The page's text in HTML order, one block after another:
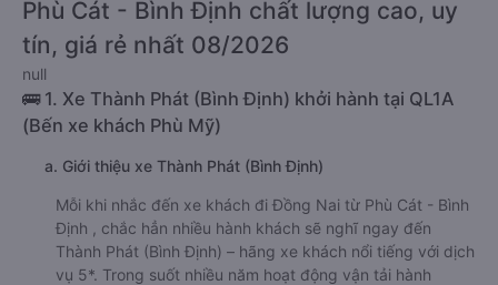
Phù Cát - Bình Định chất lượng cao, uy
tín, giá rẻ nhất 08/2026
null
🚌 1. Xe Thành Phát (Bình Định) khởi hành tại QL1A
(Bến xe khách Phù Mỹ)
a. Giới thiệu xe Thành Phát (Bình Định)
Mỗi khi nhắc đến xe khách đi Đồng Nai từ Phù Cát - Bình
Định , chắc hẳn nhiều hành khách sẽ nghĩ ngay đến
Thành Phát (Bình Định) – hãng xe khách nổi tiếng với dịch
vụ 5*. Trong suốt nhiều năm hoạt động vận tải hành